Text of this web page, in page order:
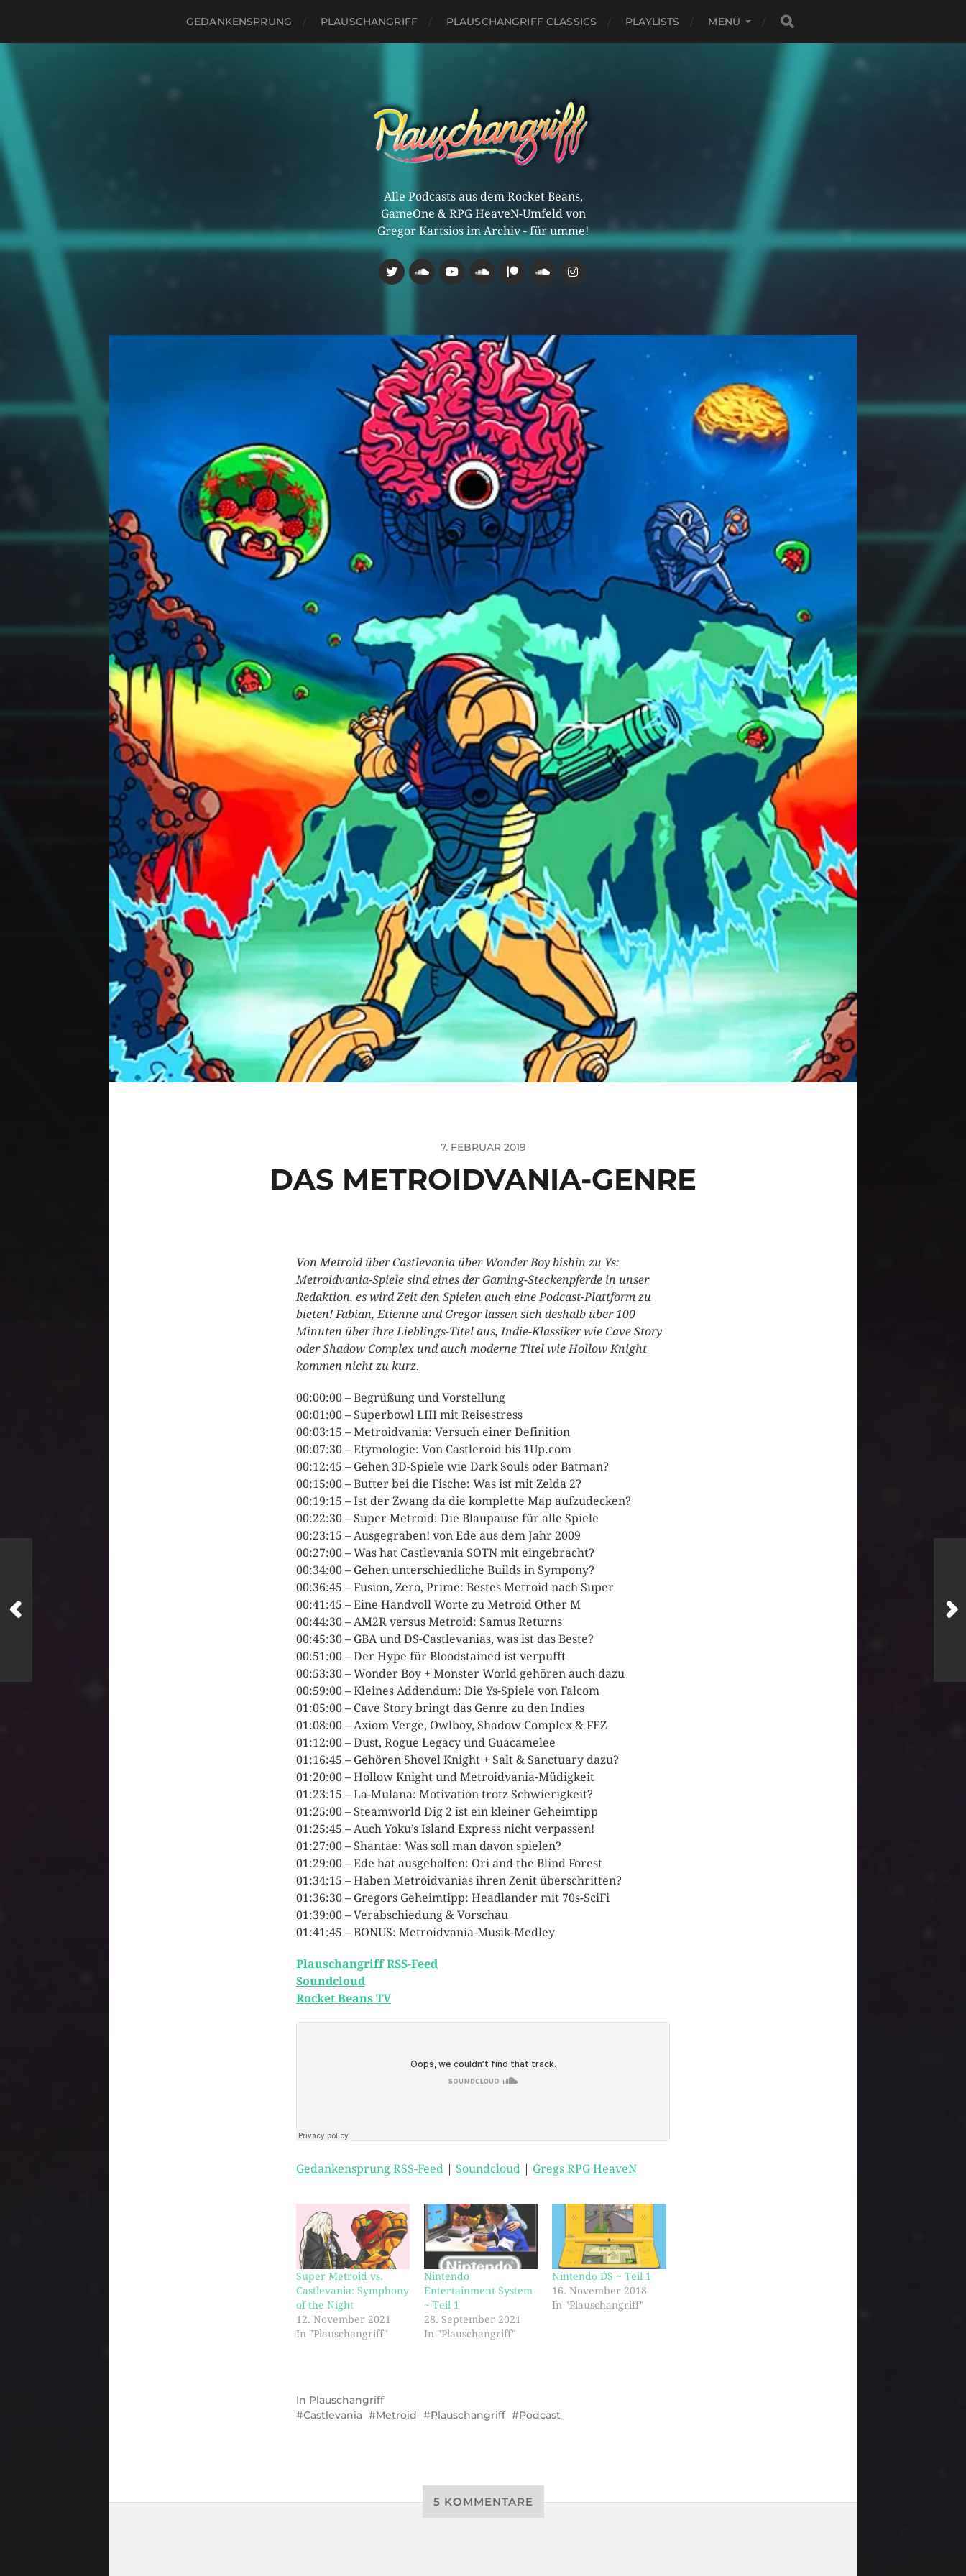
GEDANKENSPRUNG PLAUSCHANGRIFF PLAUSCHANGRIFF CLASSICS PLAYLISTS MENÜ
Alle Podcasts aus dem Rocket Beans,
GameOne & RPG HeaveN-Umfeld von
Gregor Kartsios im Archiv - für umme!
7. FEBRUAR 2019
DAS METROIDVANIA-GENRE
Von Metroid über Castlevania über Wonder Boy bishin zu Ys:
Metroidvania-Spiele sind eines der Gaming-Steckenpferde in unser
Redaktion, es wird Zeit den Spielen auch eine Podcast-Plattform zu
bieten! Fabian, Etienne und Gregor lassen sich deshalb über 100
Minuten über ihre Lieblings-Titel aus, Indie-Klassiker wie Cave Story
oder Shadow Complex und auch moderne Titel wie Hollow Knight
kommen nicht zu kurz.
00:00:00 – Begrüßung und Vorstellung
00:01:00 – Superbowl LIII mit Reisestress
00:03:15 – Metroidvania: Versuch einer Definition
00:07:30 – Etymologie: Von Castleroid bis 1Up.com
00:12:45 – Gehen 3D-Spiele wie Dark Souls oder Batman?
00:15:00 – Butter bei die Fische: Was ist mit Zelda 2?
00:19:15 – Ist der Zwang da die komplette Map aufzudecken?
00:22:30 – Super Metroid: Die Blaupause für alle Spiele
00:23:15 – Ausgegraben! von Ede aus dem Jahr 2009
00:27:00 – Was hat Castlevania SOTN mit eingebracht?
00:34:00 – Gehen unterschiedliche Builds in Sympony?
00:36:45 – Fusion, Zero, Prime: Bestes Metroid nach Super
00:41:45 – Eine Handvoll Worte zu Metroid Other M
00:44:30 – AM2R versus Metroid: Samus Returns
00:45:30 – GBA und DS-Castlevanias, was ist das Beste?
00:51:00 – Der Hype für Bloodstained ist verpufft
00:53:30 – Wonder Boy + Monster World gehören auch dazu
00:59:00 – Kleines Addendum: Die Ys-Spiele von Falcom
01:05:00 – Cave Story bringt das Genre zu den Indies
01:08:00 – Axiom Verge, Owlboy, Shadow Complex & FEZ
01:12:00 – Dust, Rogue Legacy und Guacamelee
01:16:45 – Gehören Shovel Knight + Salt & Sanctuary dazu?
01:20:00 – Hollow Knight und Metroidvania-Müdigkeit
01:23:15 – La-Mulana: Motivation trotz Schwierigkeit?
01:25:00 – Steamworld Dig 2 ist ein kleiner Geheimtipp
01:25:45 – Auch Yoku’s Island Express nicht verpassen!
01:27:00 – Shantae: Was soll man davon spielen?
01:29:00 – Ede hat ausgeholfen: Ori and the Blind Forest
01:34:15 – Haben Metroidvanias ihren Zenit überschritten?
01:36:30 – Gregors Geheimtipp: Headlander mit 70s-SciFi
01:39:00 – Verabschiedung & Vorschau
01:41:45 – BONUS: Metroidvania-Musik-Medley
Plauschangriff RSS-Feed
Soundcloud
Rocket Beans TV
Gedankensprung RSS-Feed Soundcloud Gregs RPG HeaveN
Super Metroid vs.
Castlevania: Symphony
of the Night
12. November 2021
In "Plauschangriff"
Nintendo
Entertainment System
~ Teil 1
28. September 2021
In "Plauschangriff"
Nintendo DS ~ Teil 1
16. November 2018
In "Plauschangriff"
In Plauschangriff
Castlevania
Metroid Plauschangriff Podcast
5 KOMMENTARE